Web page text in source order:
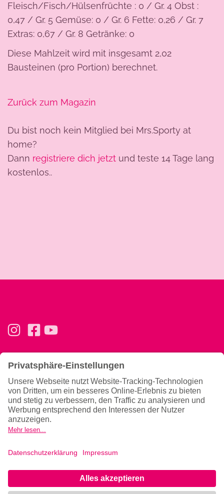
Fleisch/Fisch/Hülsenfrüchte : 0 / Gr. 4 Obst :
0,47 / Gr. 5 Gemüse: 0 / Gr. 6 Fette: 0,26 / Gr. 7
Extras: 0,67 / Gr. 8 Getränke: 0
Diese Mahlzeit wird mit insgesamt 2,02
Bausteinen (pro Portion) berechnet.
Zurück zum Magazin
Du bist noch kein Mitglied bei Mrs.Sporty at
home?
Dann registriere dich jetzt und teste 14 Tage lang
kostenlos..
Basics
Konzept
Trainingsphilosophie
Team
Gutscheine verschenken
Ernährung & Tipps
Ernährung
Magazin
Allgemeines
Datenschutzerklärung